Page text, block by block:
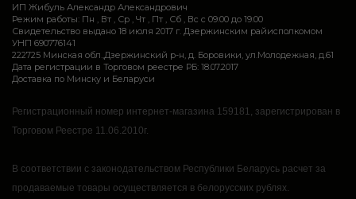
ИП Жибуль Александр Александрович
Режим работы: Пн , Вт , Ср , Чт , Пт , Сб , Вс c 09:00 до 19:00
Свидетельство выдано 18 июля 2017 г. Дзержинским райисполкомом
УНП 690776141
222725 Минская обл.,Дзержинский р-н, д. Боровики, ул.Молодежная, д.61
Дата регистрации в Торговом реестре РБ: 18.07.2017
Доставка по Минску и Беларуси
Регистрационный номер интернет-магазина 159181, зарегистрирован в
Торговом Реестре 11.06.2010г.
В соответствии с законодательством Республики Беларусь расчет за
продаваемые товары осуществляется в белорусских рублях.